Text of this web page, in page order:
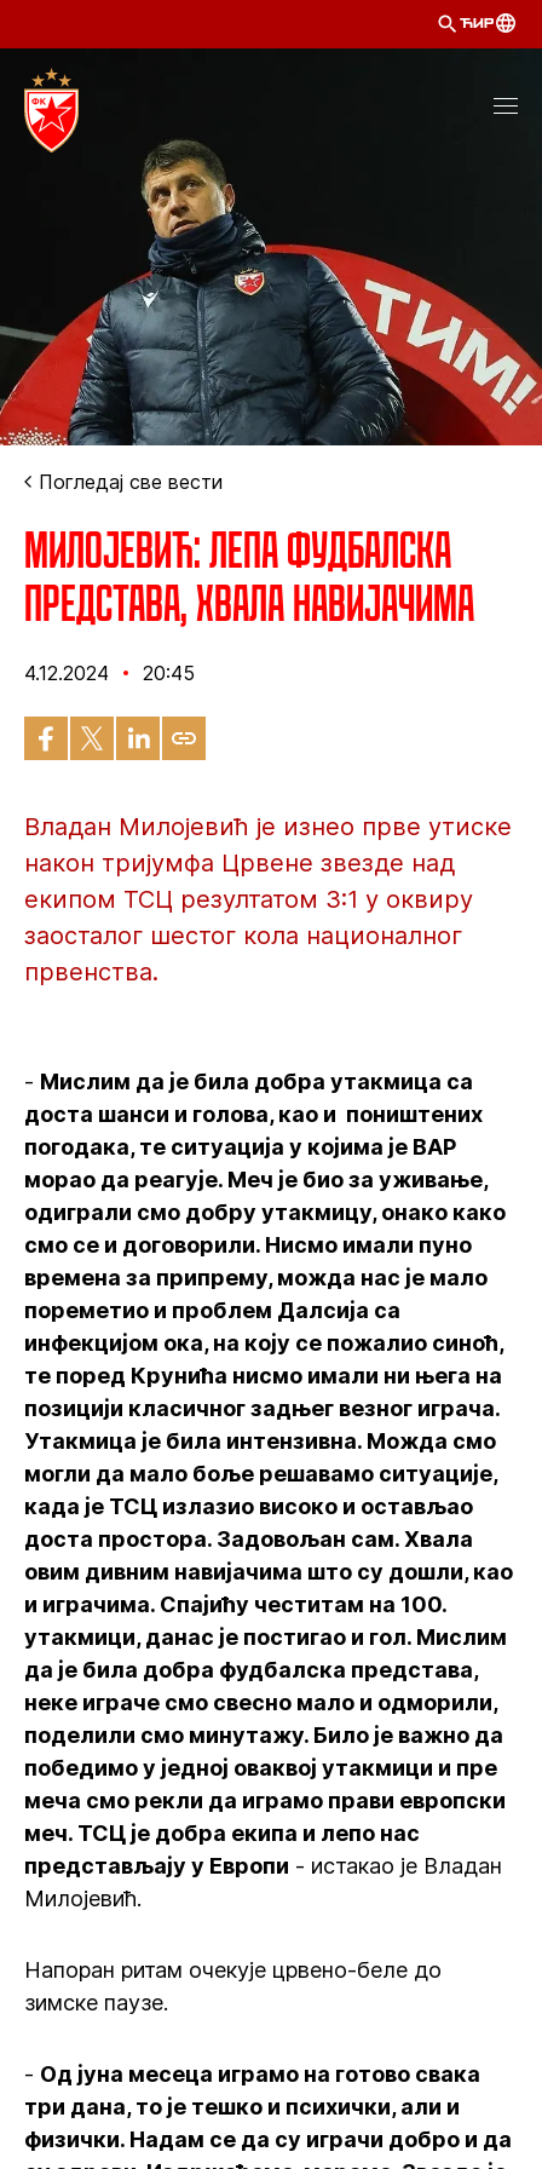
ЋИР
Погледај све вести
Милојевић: Лепа фудбалска
представа, хвала навијачима
4.12.2024 20:45
Владан Милојевић је изнео прве утиске
након тријумфа Црвене звезде над
екипом ТСЦ резултатом 3:1 у оквиру
заосталог шестог кола националног
првенства.
- Мислим да је била добра утакмица са
доста шанси и голова, као и поништених
погодака, те ситуација у којима је ВАР
морао да реагује. Меч је био за уживање,
одиграли смо добру утакмицу, онако како
смо се и договорили. Нисмо имали пуно
времена за припрему, можда нас је мало
пореметио и проблем Далсија са
инфекцијом ока, на коју се пожалио синоћ,
те поред Крунића нисмо имали ни њега на
позицији класичног задњег везног играча.
Утакмица је била интензивна. Можда смо
могли да мало боље решавамо ситуације,
када је ТСЦ излазио високо и остављао
доста простора. Задовољан сам. Хвала
овим дивним навијачима што су дошли, као
и играчима. Спајићу честитам на 100.
утакмици, данас је постигао и гол. Мислим
да је била добра фудбалска представа,
неке играче смо свесно мало и одморили,
поделили смо минутажу. Било је важно да
победимо у једној оваквој утакмици и пре
меча смо рекли да играмо прави европски
меч. ТСЦ је добра екипа и лепо нас
представљају у Европи - истакао је Владан
Милојевић.
Напоран ритам очекује црвено-беле до
зимске паузе.
- Од јуна месеца играмо на готово свака
три дана, то је тешко и психички, али и
физички. Надам се да су играчи добро и да